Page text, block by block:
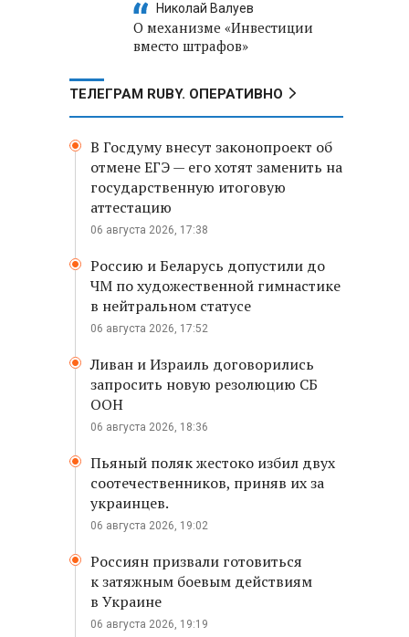
Николай Валуев
О механизме «Инвестиции
вместо штрафов»
ТЕЛЕГРАМ RUBY. ОПЕРАТИВНО
В Госдуму внесут законопроект об
отмене ЕГЭ — его хотят заменить на
государственную итоговую
аттестацию
06 августа 2026, 17:38
Россию и Беларусь допустили до
ЧМ по художественной гимнастике
в нейтральном статусе
06 августа 2026, 17:52
Ливан и Израиль договорились
запросить новую резолюцию СБ
ООН
06 августа 2026, 18:36
Пьяный поляк жестоко избил двух
соотечественников, приняв их за
украинцев.
06 августа 2026, 19:02
Россиян призвали готовиться
к затяжным боевым действиям
в Украине
06 августа 2026, 19:19